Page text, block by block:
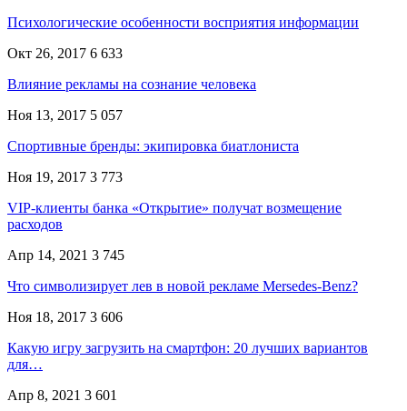
Психологические особенности восприятия информации
Окт 26, 2017 6 633
Влияние рекламы на сознание человека
Ноя 13, 2017 5 057
Спортивные бренды: экипировка биатлониста
Ноя 19, 2017 3 773
VIP-клиенты банка «Открытие» получат возмещение
расходов
Апр 14, 2021 3 745
Что символизирует лев в новой рекламе Mersedes-Benz?
Ноя 18, 2017 3 606
Какую игру загрузить на смартфон: 20 лучших вариантов
для…
Апр 8, 2021 3 601